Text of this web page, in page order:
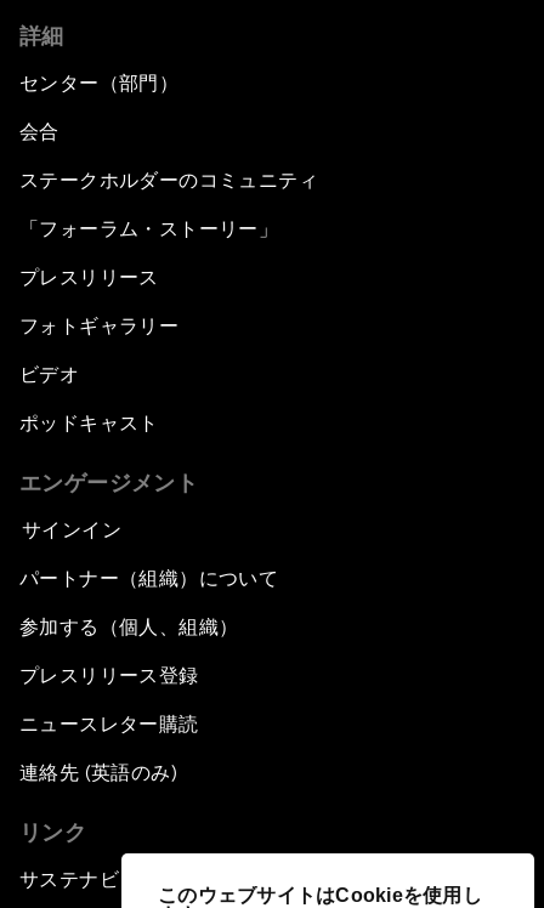
このウェブサイトはCookieを使用し
詳細
センター（部門）
会合
ステークホルダーのコミュニティ
「フォーラム・ストーリー」
プレスリリース
フォトギャラリー
ビデオ
ポッドキャスト
エンゲージメント
サインイン
パートナー（組織）について
参加する（個人、組織）
プレスリリース登録
ニュースレター購読
連絡先 (英語のみ)
リンク
サステナビリティへの取り組み